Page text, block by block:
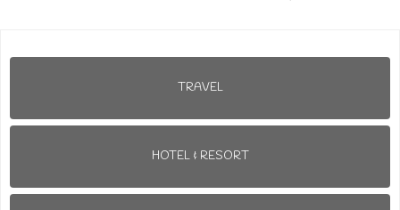
TRAVEL
HOTEL & RESORT